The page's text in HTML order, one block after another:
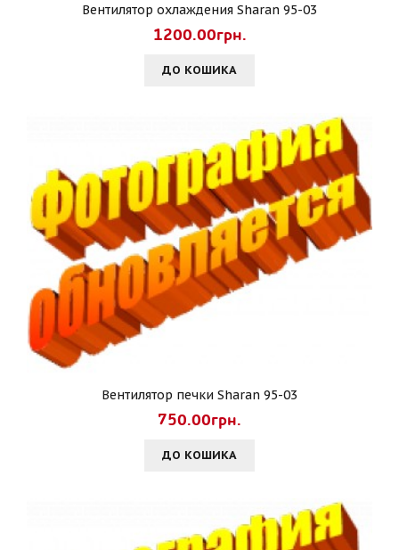
Вентилятор охлаждения Sharan 95-03
1200.00грн.
ДО КОШИКА
Вентилятор печки Sharan 95-03
750.00грн.
ДО КОШИКА